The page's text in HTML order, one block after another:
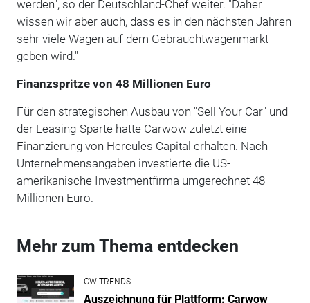
werden", so der Deutschland-Chef weiter. "Daher
wissen wir aber auch, dass es in den nächsten Jahren
sehr viele Wagen auf dem Gebrauchtwagenmarkt
geben wird."
Finanzspritze von 48 Millionen Euro
Für den strategischen Ausbau von "Sell Your Car" und
der Leasing-Sparte hatte Carwow zuletzt eine
Finanzierung von Hercules Capital erhalten. Nach
Unternehmensangaben investierte die US-
amerikanische Investmentfirma umgerechnet 48
Millionen Euro.
Mehr zum Thema entdecken
GW-TRENDS
Auszeichnung für Plattform: Carwow